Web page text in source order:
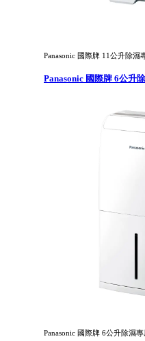
Panasonic 國際牌 11公升除濕
Panasonic 國際牌 6公升
Panasonic 國際牌 6公升除濕